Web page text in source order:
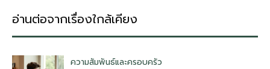
อ่านต่อจากเรื่องใกล้เคียง
ความสัมพันธ์และครอบครัว